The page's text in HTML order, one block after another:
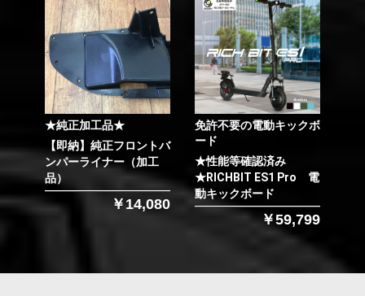
★純正加工品★
【即納】純正フロントバ
ンパーライナー（加工
品）
￥14,080
免許不要の電動キックボ
ード
★性能等確認済み
★RICHBIT ES1 Pro 電
動キックボード
￥59,799